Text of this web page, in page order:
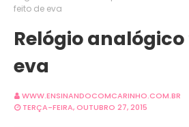
feito de eva
Relógio
eva
WWW.ENSINANDOCOMCARINHO.COM.BR
TERÇA-FEIRA, OUTUBRO 27, 2015